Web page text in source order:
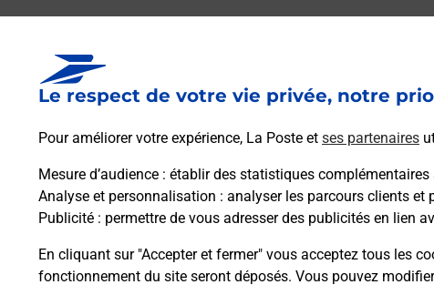
Le respect de votre vie privée, notre
Pour améliorer votre expérience, La Poste et ses partenaires
Mesure d’audience : établir des statistiques
Analyse et personnalisation : analyser les parcours clients
Publicité : permettre de vous adresser des publicités en lien
En cliquant sur "Accepter et fermer" vous acceptez tous les
fonctionnement du site seront déposés. Vous pouvez
Boîte aux lettres La Poste
Prochaine collecte du courrier vendredià
52110 Cirey Sur Blaise
Itinéraire